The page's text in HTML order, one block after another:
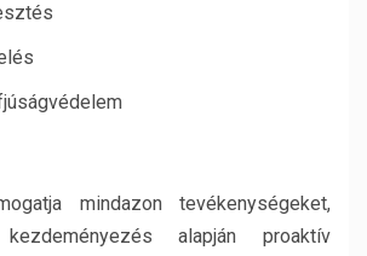
mindazon tevékenységeket,
alapján proaktív